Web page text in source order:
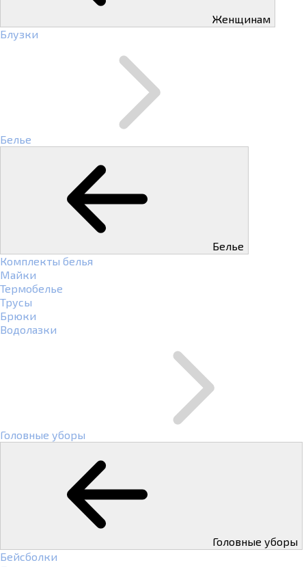
Женщинам
Блузки
Белье
Белье
Комплекты белья
Майки
Термобелье
Трусы
Брюки
Водолазки
Головные уборы
Головные уборы
Бейсболки